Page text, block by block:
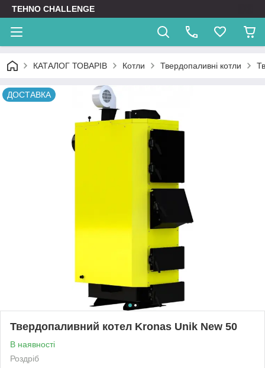
TEHNO CHALLENGE
КАТАЛОГ ТОВАРІВ Котли Твердопаливні котли
ДОСТАВКА
Твердопаливний котел Kronas Unik New 50
В наявності
Роздріб